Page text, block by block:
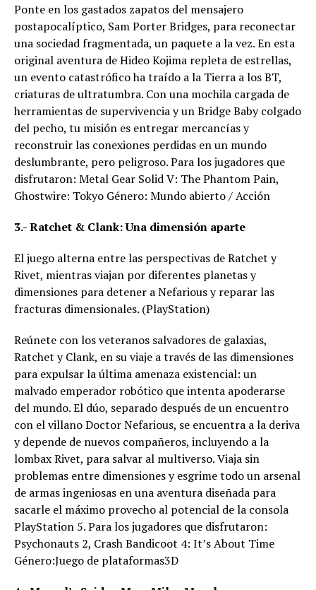
Ponte en los gastados zapatos del mensajero
postapocalíptico, Sam Porter Bridges, para reconectar
una sociedad fragmentada, un paquete a la vez. En esta
original aventura de Hideo Kojima repleta de estrellas,
un evento catastrófico ha traído a la Tierra a los BT,
criaturas de ultratumbra. Con una mochila cargada de
herramientas de supervivencia y un Bridge Baby colgado
del pecho, tu misión es entregar mercancías y
reconstruir las conexiones perdidas en un mundo
deslumbrante, pero peligroso. Para los jugadores que
disfrutaron: Metal Gear Solid V: The Phantom Pain,
Ghostwire: Tokyo Género: Mundo abierto / Acción
3.- Ratchet & Clank: Una dimensión aparte
El juego alterna entre las perspectivas de Ratchet y
Rivet, mientras viajan por diferentes planetas y
dimensiones para detener a Nefarious y reparar las
fracturas dimensionales. (PlayStation)
Reúnete con los veteranos salvadores de galaxias,
Ratchet y Clank, en su viaje a través de las dimensiones
para expulsar la última amenaza existencial: un
malvado emperador robótico que intenta apoderarse
del mundo. El dúo, separado después de un encuentro
con el villano Doctor Nefarious, se encuentra a la deriva
y depende de nuevos compañeros, incluyendo a la
lombax Rivet, para salvar al multiverso. Viaja sin
problemas entre dimensiones y esgrime todo un arsenal
de armas ingeniosas en una aventura diseñada para
sacarle el máximo provecho al potencial de la consola
PlayStation 5. Para los jugadores que disfrutaron:
Psychonauts 2, Crash Bandicoot 4: It’s About Time
Género:Juego de plataformas3D